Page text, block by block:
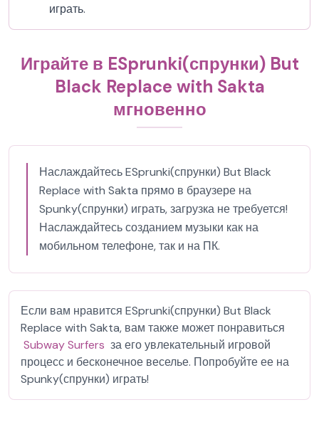
играть.
Играйте в ESprunki(спрунки) But
Black Replace with Sakta
мгновенно
Наслаждайтесь ESprunki(спрунки) But Black
Replace with Sakta прямо в браузере на
Spunky(спрунки) играть, загрузка не требуется!
Наслаждайтесь созданием музыки как на
мобильном телефоне, так и на ПК.
Если вам нравится ESprunki(спрунки) But Black
Replace with Sakta, вам также может понравиться
Subway Surfers за его увлекательный игровой
процесс и бесконечное веселье. Попробуйте ее на
Spunky(спрунки) играть!